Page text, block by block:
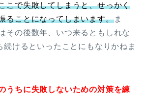
こで失敗してしまうと、せっかく
ることになってしまいます。ま
その後数年、いつ来るともしれな
続けるといったことにもなりかねま
うちに失敗しないための対策を練